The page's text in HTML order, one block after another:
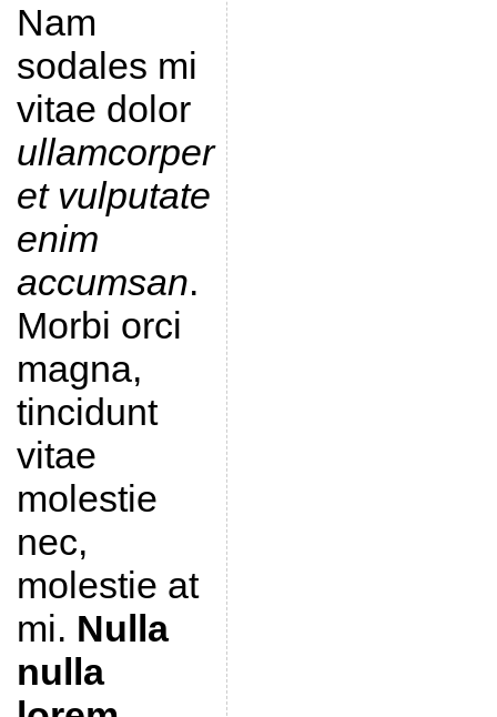
Nam
sodales mi
vitae dolor
ullamcorper
et vulputate
enim
accumsan.
Morbi orci
magna,
tincidunt
vitae
molestie
nec,
molestie at
mi. Nulla
nulla